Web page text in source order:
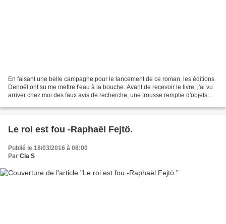
En faisant une belle campagne pour le lancement de ce roman, les éditions
Denoël ont su me mettre l'eau à la bouche. Avant de recevoir le livre, j'ai vu
arriver chez moi des faux avis de recherche, une trousse remplie d'objets
Le roi est fou -Raphaël Fejtö.
Publié le 18/03/2016 à 08:00
Par Cla S